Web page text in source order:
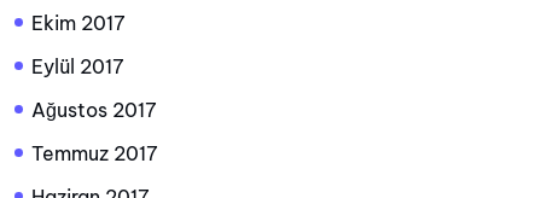
Ekim 2017
Eylül 2017
Ağustos 2017
Temmuz 2017